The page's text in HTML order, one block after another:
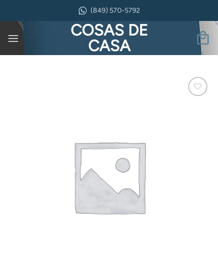
contenido
(849) 570-5792
COSAS DE
CASA